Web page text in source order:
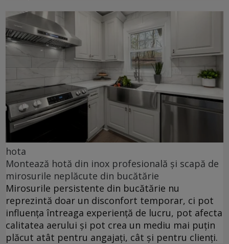
hota
Montează hotă din inox profesională și scapă de
mirosurile neplăcute din bucătărie
Mirosurile persistente din bucătărie nu
reprezintă doar un disconfort temporar, ci pot
influența întreaga experiență de lucru, pot afecta
calitatea aerului și pot crea un mediu mai puțin
plăcut atât pentru angajați, cât și pentru clienți.